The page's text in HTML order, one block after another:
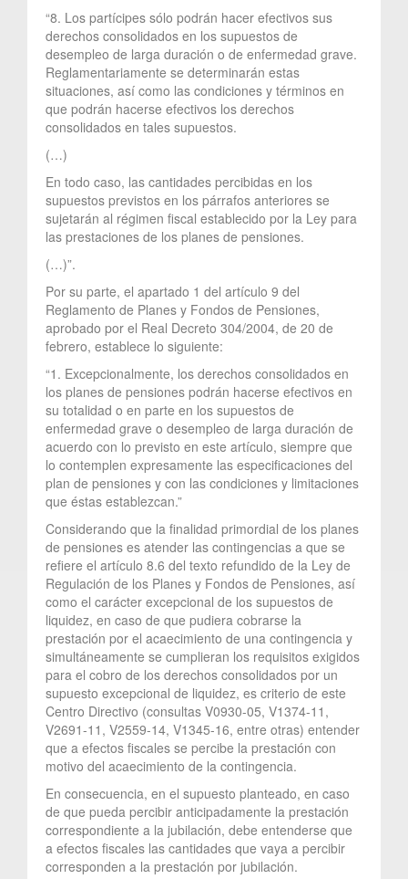
“8. Los partícipes sólo podrán hacer efectivos sus
derechos consolidados en los supuestos de
desempleo de larga duración o de enfermedad grave.
Reglamentariamente se determinarán estas
situaciones, así como las condiciones y términos en
que podrán hacerse efectivos los derechos
consolidados en tales supuestos.
(…)
En todo caso, las cantidades percibidas en los
supuestos previstos en los párrafos anteriores se
sujetarán al régimen fiscal establecido por la Ley para
las prestaciones de los planes de pensiones.
(…)”.
Por su parte, el apartado 1 del artículo 9 del
Reglamento de Planes y Fondos de Pensiones,
aprobado por el Real Decreto 304/2004, de 20 de
febrero, establece lo siguiente:
“1. Excepcionalmente, los derechos consolidados en
los planes de pensiones podrán hacerse efectivos en
su totalidad o en parte en los supuestos de
enfermedad grave o desempleo de larga duración de
acuerdo con lo previsto en este artículo, siempre que
lo contemplen expresamente las especificaciones del
plan de pensiones y con las condiciones y limitaciones
que éstas establezcan.”
Considerando que la finalidad primordial de los planes
de pensiones es atender las contingencias a que se
refiere el artículo 8.6 del texto refundido de la Ley de
Regulación de los Planes y Fondos de Pensiones, así
como el carácter excepcional de los supuestos de
liquidez, en caso de que pudiera cobrarse la
prestación por el acaecimiento de una contingencia y
simultáneamente se cumplieran los requisitos exigidos
para el cobro de los derechos consolidados por un
supuesto excepcional de liquidez, es criterio de este
Centro Directivo (consultas V0930-05, V1374-11,
V2691-11, V2559-14, V1345-16, entre otras) entender
que a efectos fiscales se percibe la prestación con
motivo del acaecimiento de la contingencia.
En consecuencia, en el supuesto planteado, en caso
de que pueda percibir anticipadamente la prestación
correspondiente a la jubilación, debe entenderse que
a efectos fiscales las cantidades que vaya a percibir
corresponden a la prestación por jubilación.